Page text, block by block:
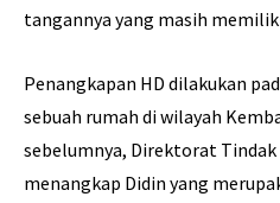
tangannya yang masih
Penangkapan HD dilakukan
sebuah rumah di wilayah
sebelumnya, Direktorat
menangkap Didin yang